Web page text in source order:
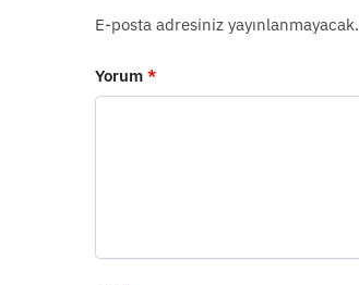
E-posta adresiniz yayınlanmayacak.
Yorum *